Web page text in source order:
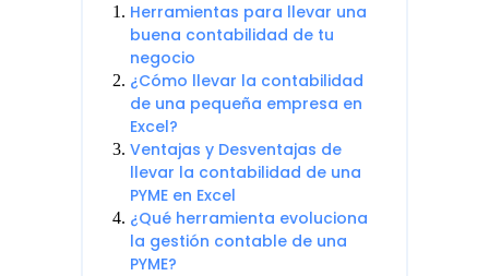
Herramientas para llevar una
buena contabilidad de tu
negocio
¿Cómo llevar la contabilidad
de una pequeña empresa en
Excel?
Ventajas y Desventajas de
llevar la contabilidad de una
PYME en Excel
¿Qué herramienta evoluciona
la gestión contable de una
PYME?